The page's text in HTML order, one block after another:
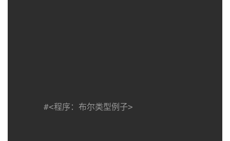
#<程序：布尔类型例子>